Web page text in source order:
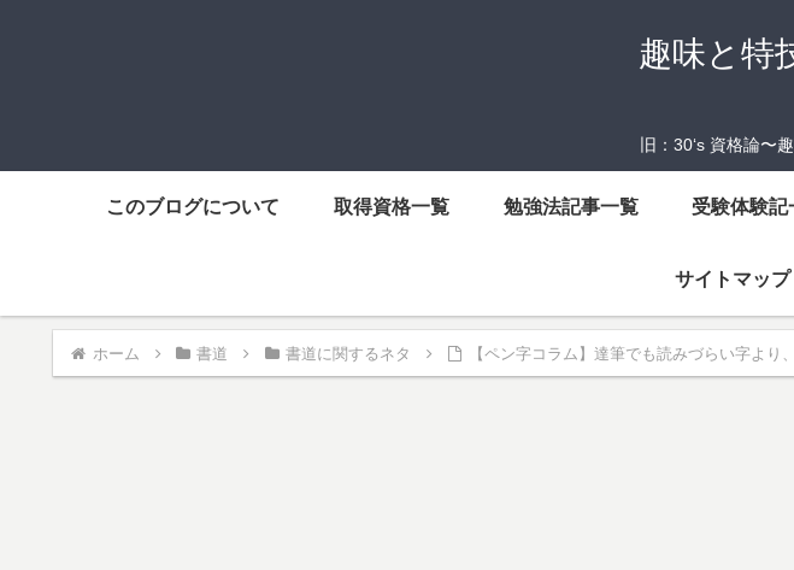
趣味と特
旧：30‘s 資格論〜
このブログについて 取得資格一覧 勉強法記事一覧 受験体験記
サイトマップ
ホーム 書道 書道に関するネタ 【ペン字コラム】達筆でも読みづらい字より